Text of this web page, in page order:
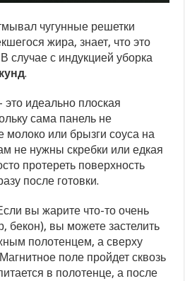
чугунные решетки
жира, знает, что это
случае с индукцией уборка
.
идеально плоская
сама панель не
молоко или брызги соуса на
не нужны скребки или едкая
протереть поверхность
после готовки.
вы жарите что-то очень
вы можете застелить
полотенцем, а сверху
поле пройдет сквозь
в полотенце, а после